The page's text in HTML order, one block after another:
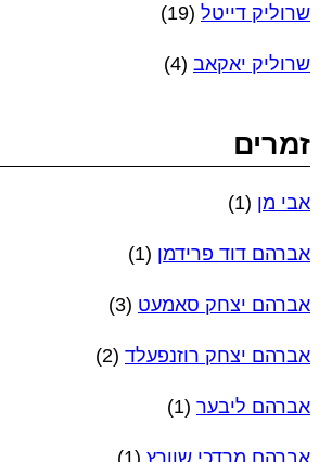
שרוליק דייטל (19)
שרוליק יאקאב (4)
זמרים
אבי מן (1)
אברהם דוד פרידמן (1)
אברהם יצחק סאמעט (3)
אברהם יצחק רוזנפעלד (2)
אברהם ליבער (1)
אברהם מרדכי שוורץ (1)